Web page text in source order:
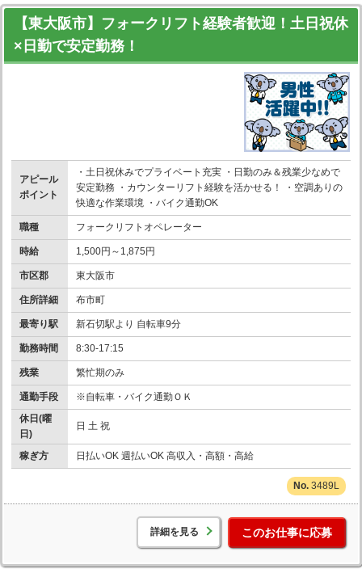
【東大阪市】フォークリフト経験者歓迎！土日祝休
×日勤で安定勤務！
アピール
ポイント
・土日祝休みでプライベート充実 ・日勤のみ＆残業少なめで
安定勤務 ・カウンターリフト経験を活かせる！ ・空調ありの
快適な作業環境 ・バイク通勤OK
職種 フォークリフトオペレーター
時給 1,500円～1,875円
市区郡 東大阪市
住所詳細 布市町
最寄り駅 新石切駅より 自転車9分
勤務時間 8:30-17:15
残業 繁忙期のみ
通勤手段
※自転車・バイク通勤ＯＫ
休日(曜
日)
日 土 祝
稼ぎ方 日払いOK 週払いOK 高収入・高額・高給
3489L
詳細を見る このお仕事に応募